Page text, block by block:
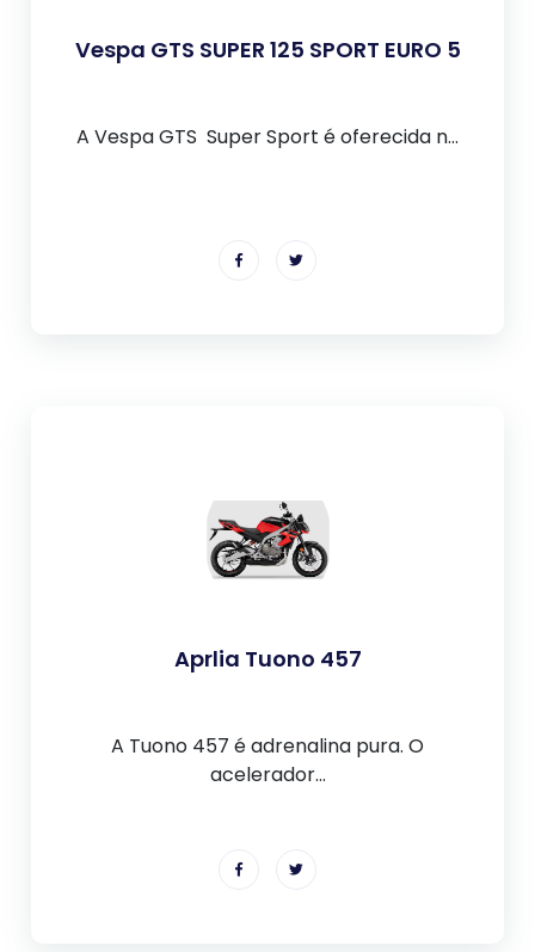
Vespa GTS SUPER 125 SPORT EURO 5
A Vespa GTS Super Sport é oferecida n...
Aprlia Tuono 457
A Tuono 457 é adrenalina pura. O
acelerador...